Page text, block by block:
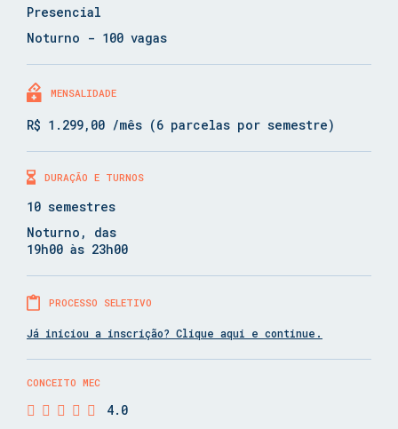
Presencial
Noturno - 100 vagas
MENSALIDADE
R$ 1.299,00 /mês (6 parcelas por semestre)
DURAÇÃO E TURNOS
10 semestres
Noturno, das
19h00 às 23h00
PROCESSO SELETIVO
Já iniciou a inscrição? Clique aqui e continue.
CONCEITO MEC
4.0